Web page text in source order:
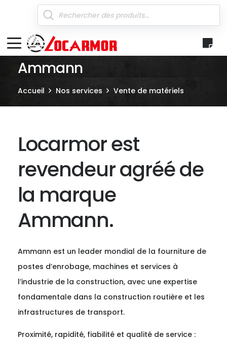
Recherche
de
produits
Ammann
Accueil Nos services Vente de matériels
Locarmor est
revendeur agréé de
la marque
Ammann.
Ammann est un leader mondial de la fourniture de
postes d’enrobage, machines et services à
l’industrie de la construction, avec une expertise
fondamentale dans la construction routière et les
infrastructures de transport.
Proximité, rapidité, fiabilité et qualité de service :